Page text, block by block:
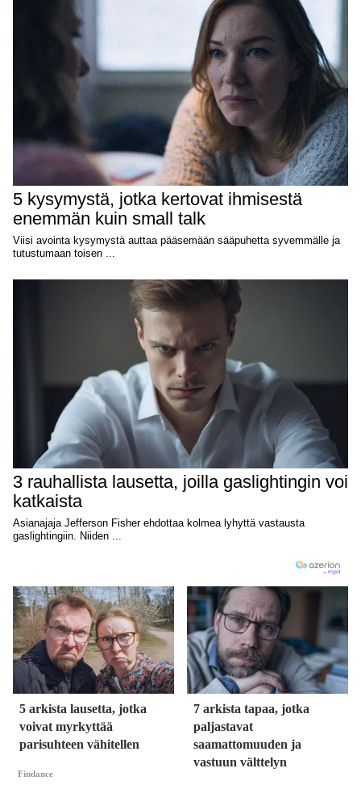
5 arkista lausetta, jotka
voivat myrkyttää
parisuhteen vähitellen
Findance
7 arkista tapaa, jotka
paljastavat
saamattomuuden ja
vastuun välttelyn